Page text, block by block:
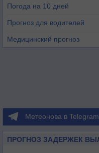
Погода на 10 дней
Прогноз для водителей
Медицинский прогноз
Метеонова в Telegram
ПРОГНОЗ ЗАДЕРЖЕК